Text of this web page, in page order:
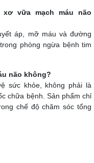
vữa mạch máu não
áp, mỡ máu và đường
phòng ngừa bệnh tim
não không?
sức khỏe, không phải là
chữa bệnh. Sản phẩm chỉ
chế độ chăm sóc tổng